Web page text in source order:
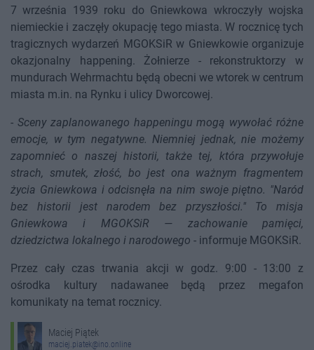
7 września 1939 roku do Gniewkowa wkroczyły wojska
niemieckie i zaczęły okupację tego miasta. W rocznicę tych
tragicznych wydarzeń MGOKSiR w Gniewkowie organizuje
okazjonalny happening. Żołnierze - rekonstruktorzy w
mundurach Wehrmachtu będą obecni we wtorek w centrum
miasta m.in. na Rynku i ulicy Dworcowej.
- Sceny zaplanowanego happeningu mogą wywołać różne
emocje, w tym negatywne. Niemniej jednak, nie możemy
zapomnieć o naszej historii, także tej, która przywołuje
strach, smutek, złość, bo jest ona ważnym fragmentem
życia Gniewkowa i odcisnęła na nim swoje piętno. "Naród
bez historii jest narodem bez przyszłości." To misja
Gniewkowa i MGOKSiR — zachowanie pamięci,
dziedzictwa lokalnego i narodowego - informuje MGOKSiR.
Przez cały czas trwania akcji w godz. 9:00 - 13:00 z
ośrodka kultury nadawanee będą przez megafon
komunikaty na temat rocznicy.
Maciej Piątek
maciej.piatek@ino.online